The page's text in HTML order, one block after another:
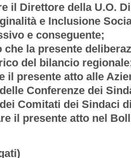
il Direttore della U.O.
e Inclusione
e conseguente;
che la presente
del bilancio
il presente atto alle
Conferenze dei
Comitati dei Sindaci
il presente atto nel